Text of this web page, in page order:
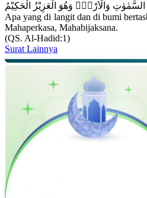
وَالْاَرْضِۚ وَهُوَ الْعَزِيْزُ الْحَكِيْمُ
Apa yang di langit dan di bumi
Mahaperkasa, Mahabijaksana.
(QS. Al-Hadid:1)
Surat Lainnya